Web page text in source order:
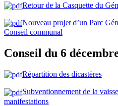
Retour de la Casquette du
Nouveau projet d’un Parc
Conseil communal
Conseil du 6
Répartition des dicastères
Subventionnement de la
manifestations